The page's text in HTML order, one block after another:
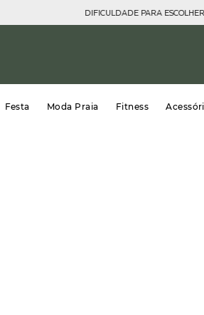
DIFICULDADE PARA
Festa Moda Praia Fitness